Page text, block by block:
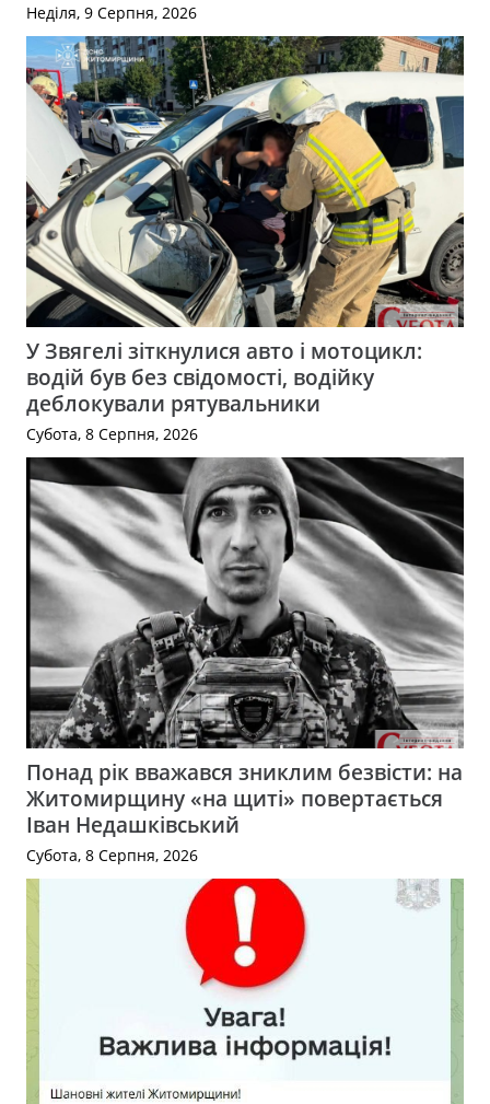
Неділя, 9 Серпня, 2026
У Звягелі зіткнулися авто і мотоцикл:
водій був без свідомості, водійку
деблокували рятувальники
Субота, 8 Серпня, 2026
Понад рік вважався зниклим безвісти: на
Житомирщину «на щиті» повертається
Іван Недашківський
Субота, 8 Серпня, 2026